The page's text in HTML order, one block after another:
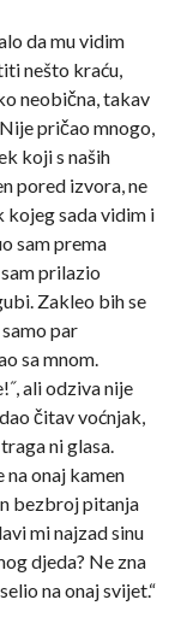
da mu vidim
nešto kraću,
neobična, takav
pričao mnogo,
koji s naših
pored izvora, ne
kojeg sada vidim i
sam prema
prilazio
Zakleo bih se
par
sa mnom.
ali odziva nije
čitav voćnjak,
ni glasa.
na onaj kamen
bezbroj pitanja
mi najzad sinu
djeda? Ne zna
na onaj svijet.“